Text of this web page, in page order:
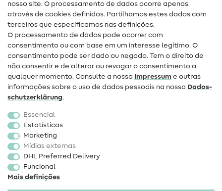
Ajuda e contacto
Contacto
Mudança de proprietário
Perguntas frequentes (FAQ)
Direito de cancelamento
Popular
Tecidos
Acessórios de costura
Promoção
nosso site. O processamento de dados ocorre apenas
através de cookies definidos. Partilhamos estes dados com
terceiros que especificamos nas definições.
O processamento de dados pode ocorrer com
consentimento ou com base em um interesse legítimo. O
consentimento pode ser dado ou negado. Tem o direito de
não consentir e de alterar ou revogar o consentimento a
qualquer momento. Consulte a nossa Impressum e outras
informações sobre o uso de dados pessoais na nossa Dados­
schutz­erklärung.
Essencial
Estatísticas
Marketing
Mídias externas
DHL Preferred Delivery
Funcional
Mais definições